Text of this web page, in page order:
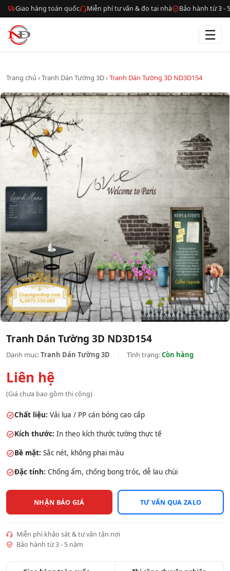
Giao hàng toàn quốc Miễn phí tư vấn & đo tại nhà Bảo hành từ 3 -
☰
Trang chủ ›Tranh Dán Tường 3D›Tranh Dán Tường 3D ND3D154
Tranh Dán Tường 3D ND3D154
Danh mục:Tranh Dán Tường 3D Tình trạng:Còn hàng
Liên hệ
(Giá chưa bao gồm thi công)
Chất liệu: Vải lụa / PP cán bóng cao cấp
Kích thước: In theo kích thước tường thực tế
Bề mặt: Sắc nét, không phai màu
Đặc tính: Chống ẩm, chống bong tróc, dễ lau chùi
NHẬN BÁO GIÁ TƯ VẤN QUA ZALO
Miễn phí khảo sát & tư vấn tận nơi
Bảo hành từ 3 - 5 năm